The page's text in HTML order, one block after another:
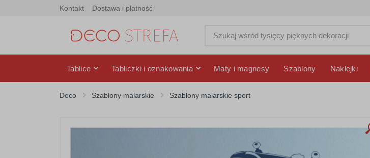
Kontakt Dostawa i płatność
Tablice Tabliczki i oznakowania Maty i magnesy Szablony Naklejki
Deco Szablony malarskie Szablony malarskie sport